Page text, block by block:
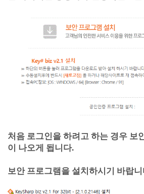
처음 로그인을 하려고 하는 경우 보
이 나오게 됩니다.
보안 프로그램을 설치하시기 바랍니